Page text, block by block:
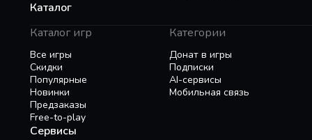
Каталог
Каталог игр
Все игры
Скидки
Популярные
Новинки
Предзаказы
Free-to-play
Категории
Донат в игры
Подписки
AI-сервисы
Мобильная связь
Сервисы